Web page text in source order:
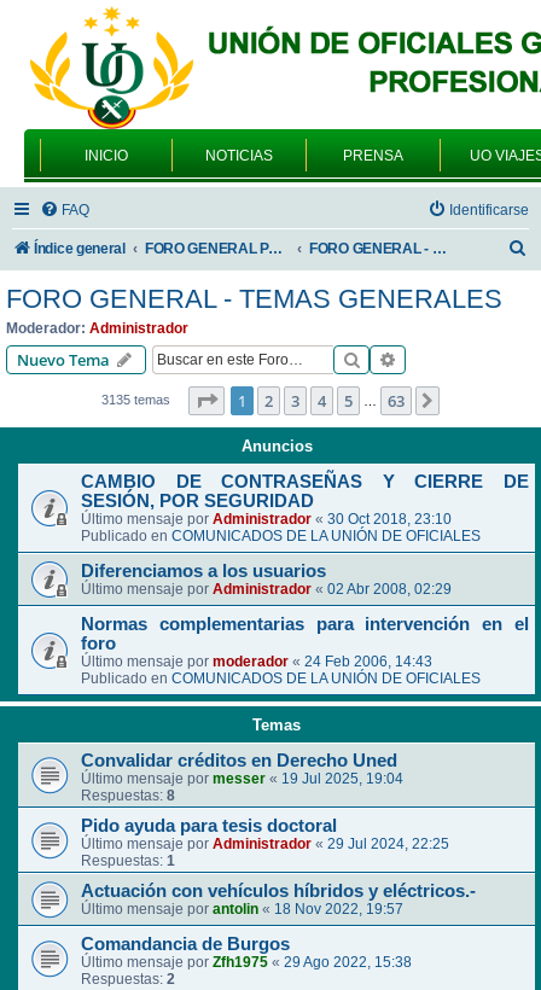
INICIO NOTICIAS PRENSA UO
FAQ Identificarse
Índice general FORO GENERAL PARA TODOS LOS USUARIOS FORO GENERAL - TEMAS GENERALES
FORO GENERAL - TEMAS GENERALES
Moderador: Administrador
Nuevo Tema Buscar
3135 temas Página de 63
1 2 3 4 5 … 63
Anuncios
CAMBIO DE CONTRASEÑAS Y CIERRE DE
SESIÓN, POR SEGURIDAD
Último mensaje por Administrador « 30 Oct 2018, 23:10
Publicado en COMUNICADOS DE LA UNIÓN DE OFICIALES
Diferenciamos a los usuarios
Último mensaje por Administrador « 02 Abr 2008, 02:29
Normas complementarias para intervención en el
foro
Último mensaje por moderador « 24 Feb 2006, 14:43
Publicado en COMUNICADOS DE LA UNIÓN DE OFICIALES
Temas
Convalidar créditos en Derecho Uned
Último mensaje por messer « 19 Jul 2025, 19:04
Respuestas: 8
Pido ayuda para tesis doctoral
Último mensaje por Administrador « 29 Jul 2024, 22:25
Respuestas: 1
Actuación con vehículos híbridos y eléctricos.-
Último mensaje por antolin « 18 Nov 2022, 19:57
Comandancia de Burgos
Último mensaje por Zfh1975 « 29 Ago 2022, 15:38
Respuestas: 2